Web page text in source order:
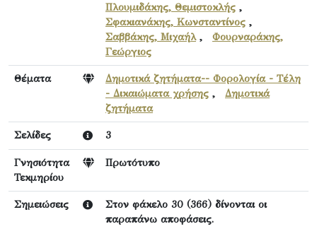
Πλουμιδάκης, Θεμιστοκλής ,
Σφακιανάκης, Κωνσταντίνος ,
Σαββάκης, Μιχαήλ, Φουρναράκης,
Γεώργιος
Θέματα
Δημοτικά ζητήματα-- Φορολογία - Τέλη
- Δικαιώματα χρήσης , Δημοτικά
ζητήματα
Σελίδες 3
Γνησιότητα
Τεκμηρίου
Πρωτότυπο
Σημειώσεις
Στον φάκελο 30 (366) δίνονται οι
παραπάνω αποφάσεις.